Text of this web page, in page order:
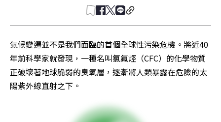
氣候變遷並不是我們面臨的首個全球性污染危機。將近40
年前科學家就發現，一種名叫氯氟烴（CFC）的化學物質
正破壞著地球脆弱的臭氧層，逐漸將人類暴露在危險的太
陽紫外線直射之下。